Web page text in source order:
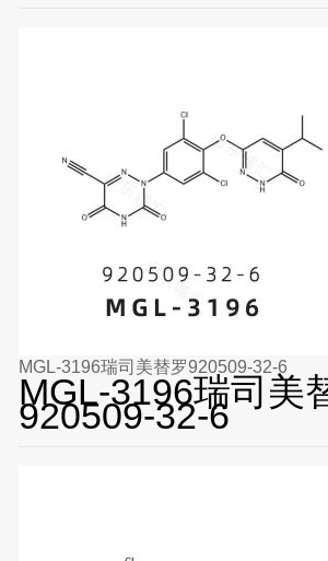
MGL-3196瑞司美替罗920509-32-6
MGL-3196瑞司美
920509-32-6